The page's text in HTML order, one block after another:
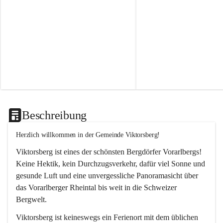
Beschreibung
Herzlich willkommen in der Gemeinde Viktorsberg!
Viktorsberg ist eines der schönsten Bergdörfer Vorarlbergs!
Keine Hektik, kein Durchzugsverkehr, dafür viel Sonne und
gesunde Luft und eine unvergessliche Panoramasicht über
das Vorarlberger Rheintal bis weit in die Schweizer
Bergwelt.
Viktorsberg ist keineswegs ein Ferienort mit dem üblichen